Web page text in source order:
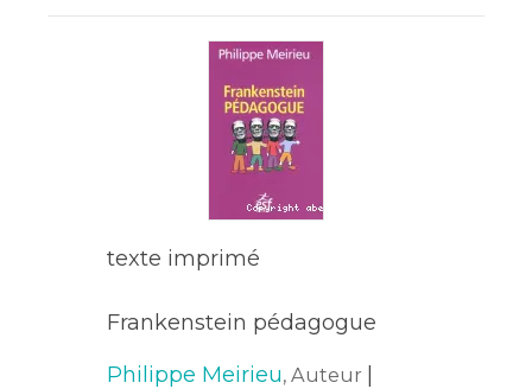
texte imprimé
Frankenstein pédagogue
Philippe Meirieu, Auteur